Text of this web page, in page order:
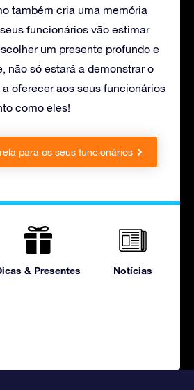
também cria uma memória
funcionários vão estimar
um presente profundo e
não só estará a demonstrar o
oferecer aos seus funcionários
como eles!
para os seus funcionários
& Presentes Notícias